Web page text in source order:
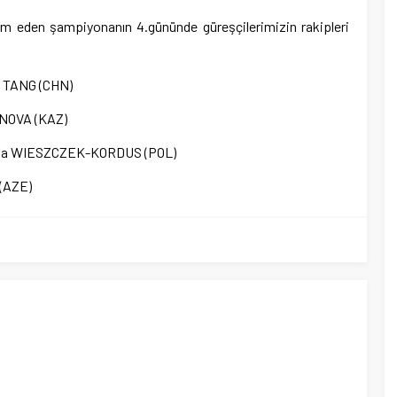
eden şampiyonanın 4.gününde güreşçilerimizin rakipleri
(CHN)
(KAZ)
WIESZCZEK-KORDUS (POL)